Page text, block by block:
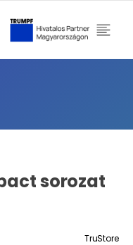
sorozat
TruStore